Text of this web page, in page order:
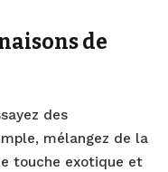
de
des
mélangez de la
touche exotique et